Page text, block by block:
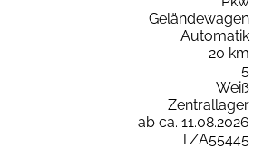
Geländewagen
Automatik
20 km
5
Weiß
Zentrallager
ab ca. 11.08.2026
TZA55445